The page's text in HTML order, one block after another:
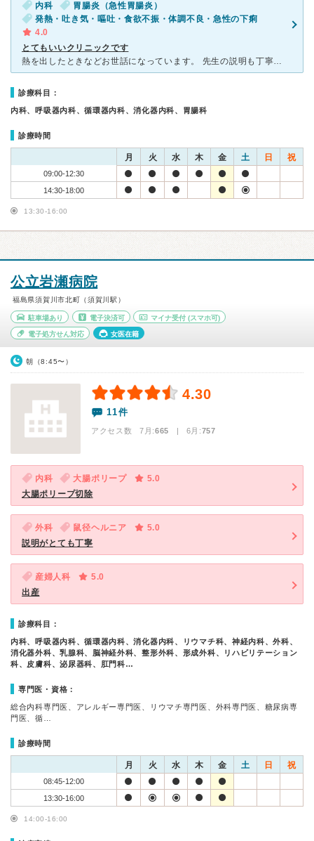
内科
胃腸炎（急性胃腸炎）
発熱・吐き気・嘔吐・食欲不振・体調不良・急性の下痢
4.0
とてもいいクリニックです
熱を出したときなどお世話になっています。 先生の説明も丁寧で穏やかで、話もよく聞いてくれますし、せかせかしていません。 落ち着いて診察を受けられるし、先生自ら処置や検査を説明しながらしてくれます。
診療科目：
内科、呼吸器内科、循環器内科、消化器内科、胃腸科
診療時間
月 火 水 木 金 土 日 祝
09:00-12:30
14:30-18:00
13:30-16:00
公立岩瀬病院
福島県須賀川市北町（須賀川駅）
駐車場あり 電子決済可 マイナ受付 (スマホ可)
電子処方せん対応 女医在籍
朝（8:45〜）
4.30
11件
アクセス数 7月:665 | 6月:757
内科 大腸ポリープ
5.0
大腸ポリープ切除
外科 鼠径ヘルニア
5.0
説明がとても丁寧
産婦人科
5.0
出産
診療科目：
内科、呼吸器内科、循環器内科、消化器内科、リウマチ科、神経内科、外科、
消化器外科、乳腺科、脳神経外科、整形外科、形成外科、リハビリテーション
科、皮膚科、泌尿器科、肛門科…
専門医・資格：
総合内科専門医、アレルギー専門医、リウマチ専門医、外科専門医、糖尿病専
門医、循…
診療時間
月 火 水 木 金 土 日 祝
08:45-12:00
13:30-16:00
14:00-16:00